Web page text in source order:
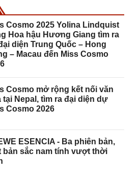
Cosmo 2025 Yolina Lindquist
Hoa hậu Hương Giang tìm ra
diện Trung Quốc – Hong
– Macau đến Miss Cosmo
Cosmo mở rộng kết nối văn
tại Nepal, tìm ra đại diện dự
Cosmo 2026
ESENCIA - Ba phiên bản,
bản sắc nam tính vượt thời